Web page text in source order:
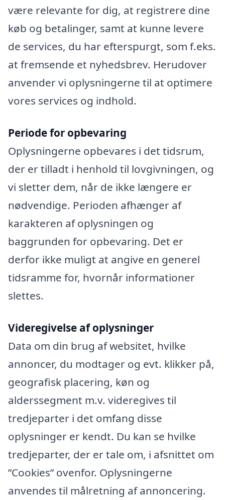
være relevante for dig, at registrere dine
køb og betalinger, samt at kunne levere
de services, du har efterspurgt, som f.eks.
at fremsende et nyhedsbrev. Herudover
anvender vi oplysningerne til at optimere
vores services og indhold.
Periode for opbevaring
Oplysningerne opbevares i det tidsrum,
der er tilladt i henhold til lovgivningen, og
vi sletter dem, når de ikke længere er
nødvendige. Perioden afhænger af
karakteren af oplysningen og
baggrunden for opbevaring. Det er
derfor ikke muligt at angive en generel
tidsramme for, hvornår informationer
slettes.
Videregivelse af oplysninger
Data om din brug af websitet, hvilke
annoncer, du modtager og evt. klikker på,
geografisk placering, køn og
alderssegment m.v. videregives til
tredjeparter i det omfang disse
oplysninger er kendt. Du kan se hvilke
tredjeparter, der er tale om, i afsnittet om
”Cookies” ovenfor. Oplysningerne
anvendes til målretning af annoncering.